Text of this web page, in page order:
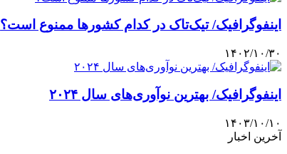
اینفوگرافیک/ تیک‌تاک در کدام کشورها ممنوع است؟
۱۴۰۲/۱۰/۳۰
اینفوگرافیک/ بهترین نوآوری‌های سال ۲۰۲۴
۱۴۰۳/۱۰/۱۰
آخرین اخبار